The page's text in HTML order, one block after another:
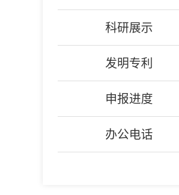
科研展示
发明专利
申报进度
办公电话